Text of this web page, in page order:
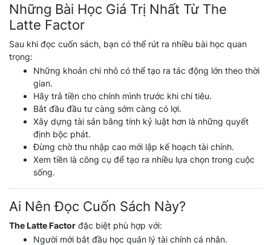
Những Bài Học Giá Trị Nhất Từ The
Latte Factor
Sau khi đọc cuốn sách, bạn có thể rút ra nhiều bài học quan
trọng:
Những khoản chi nhỏ có thể tạo ra tác động lớn theo thời
gian.
Hãy trả tiền cho chính mình trước khi chi tiêu.
Bắt đầu đầu tư càng sớm càng có lợi.
Xây dựng tài sản bằng tính kỷ luật hơn là những quyết
định bộc phát.
Đừng chờ thu nhập cao mới lập kế hoạch tài chính.
Xem tiền là công cụ để tạo ra nhiều lựa chọn trong cuộc
sống.
Ai Nên Đọc Cuốn Sách Này?
The Latte Factor đặc biệt phù hợp với:
Người mới bắt đầu học quản lý tài chính cá nhân.